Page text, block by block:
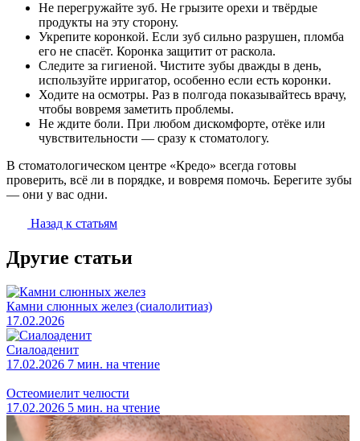
Не перегружайте зуб. Не грызите орехи и твёрдые
продукты на эту сторону.
Укрепите коронкой. Если зуб сильно разрушен, пломба
его не спасёт. Коронка защитит от раскола.
Следите за гигиеной. Чистите зубы дважды в день,
используйте ирригатор, особенно если есть коронки.
Ходите на осмотры. Раз в полгода показывайтесь врачу,
чтобы вовремя заметить проблемы.
Не ждите боли. При любом дискомфорте, отёке или
чувствительности — сразу к стоматологу.
В стоматологическом центре «Кредо» всегда готовы
проверить, всё ли в порядке, и вовремя помочь. Берегите зубы
— они у вас одни.
Назад к статьям
Другие статьи
Камни слюнных желез (сиалолитиаз)
17.02.2026
Сиалоаденит
17.02.2026 7 мин. на чтение
Остеомиелит челюсти
17.02.2026 5 мин. на чтение